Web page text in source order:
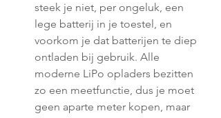
steek je niet, per ongeluk, een
lege batterij in je toestel, en
voorkom je dat batterijen te diep
ontladen bij gebruik. Alle
moderne LiPo opladers bezitten
zo een meetfunctie, dus je moet
geen aparte meter kopen, maar